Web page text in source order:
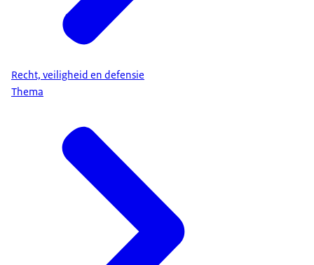
Recht, veiligheid en defensie
Thema